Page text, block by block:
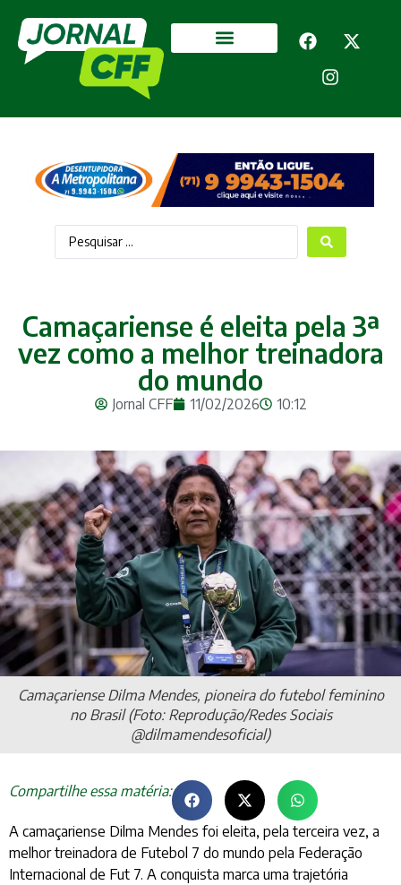
Camaçariense é eleita pela 3ª
vez como a melhor treinadora
do mundo
Jornal CFF 11/02/2026 10:12
Camaçariense Dilma Mendes, pioneira do futebol feminino
no Brasil (Foto: Reprodução/Redes Sociais
@dilmamendesoficial)
Compartilhe essa matéria:
A camaçariense Dilma Mendes foi eleita, pela terceira vez, a
melhor treinadora de Futebol 7 do mundo pela Federação
Internacional de Fut 7. A conquista marca uma trajetória